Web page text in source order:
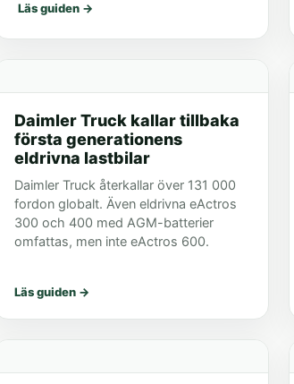
Läs guiden →
Daimler Truck kallar tillbaka
första generationens
eldrivna lastbilar
Daimler Truck återkallar över 131 000
fordon globalt. Även eldrivna eActros
300 och 400 med AGM-batterier
omfattas, men inte eActros 600.
Läs guiden →